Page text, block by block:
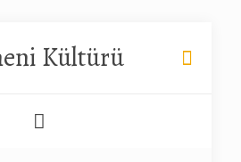
Kültürü